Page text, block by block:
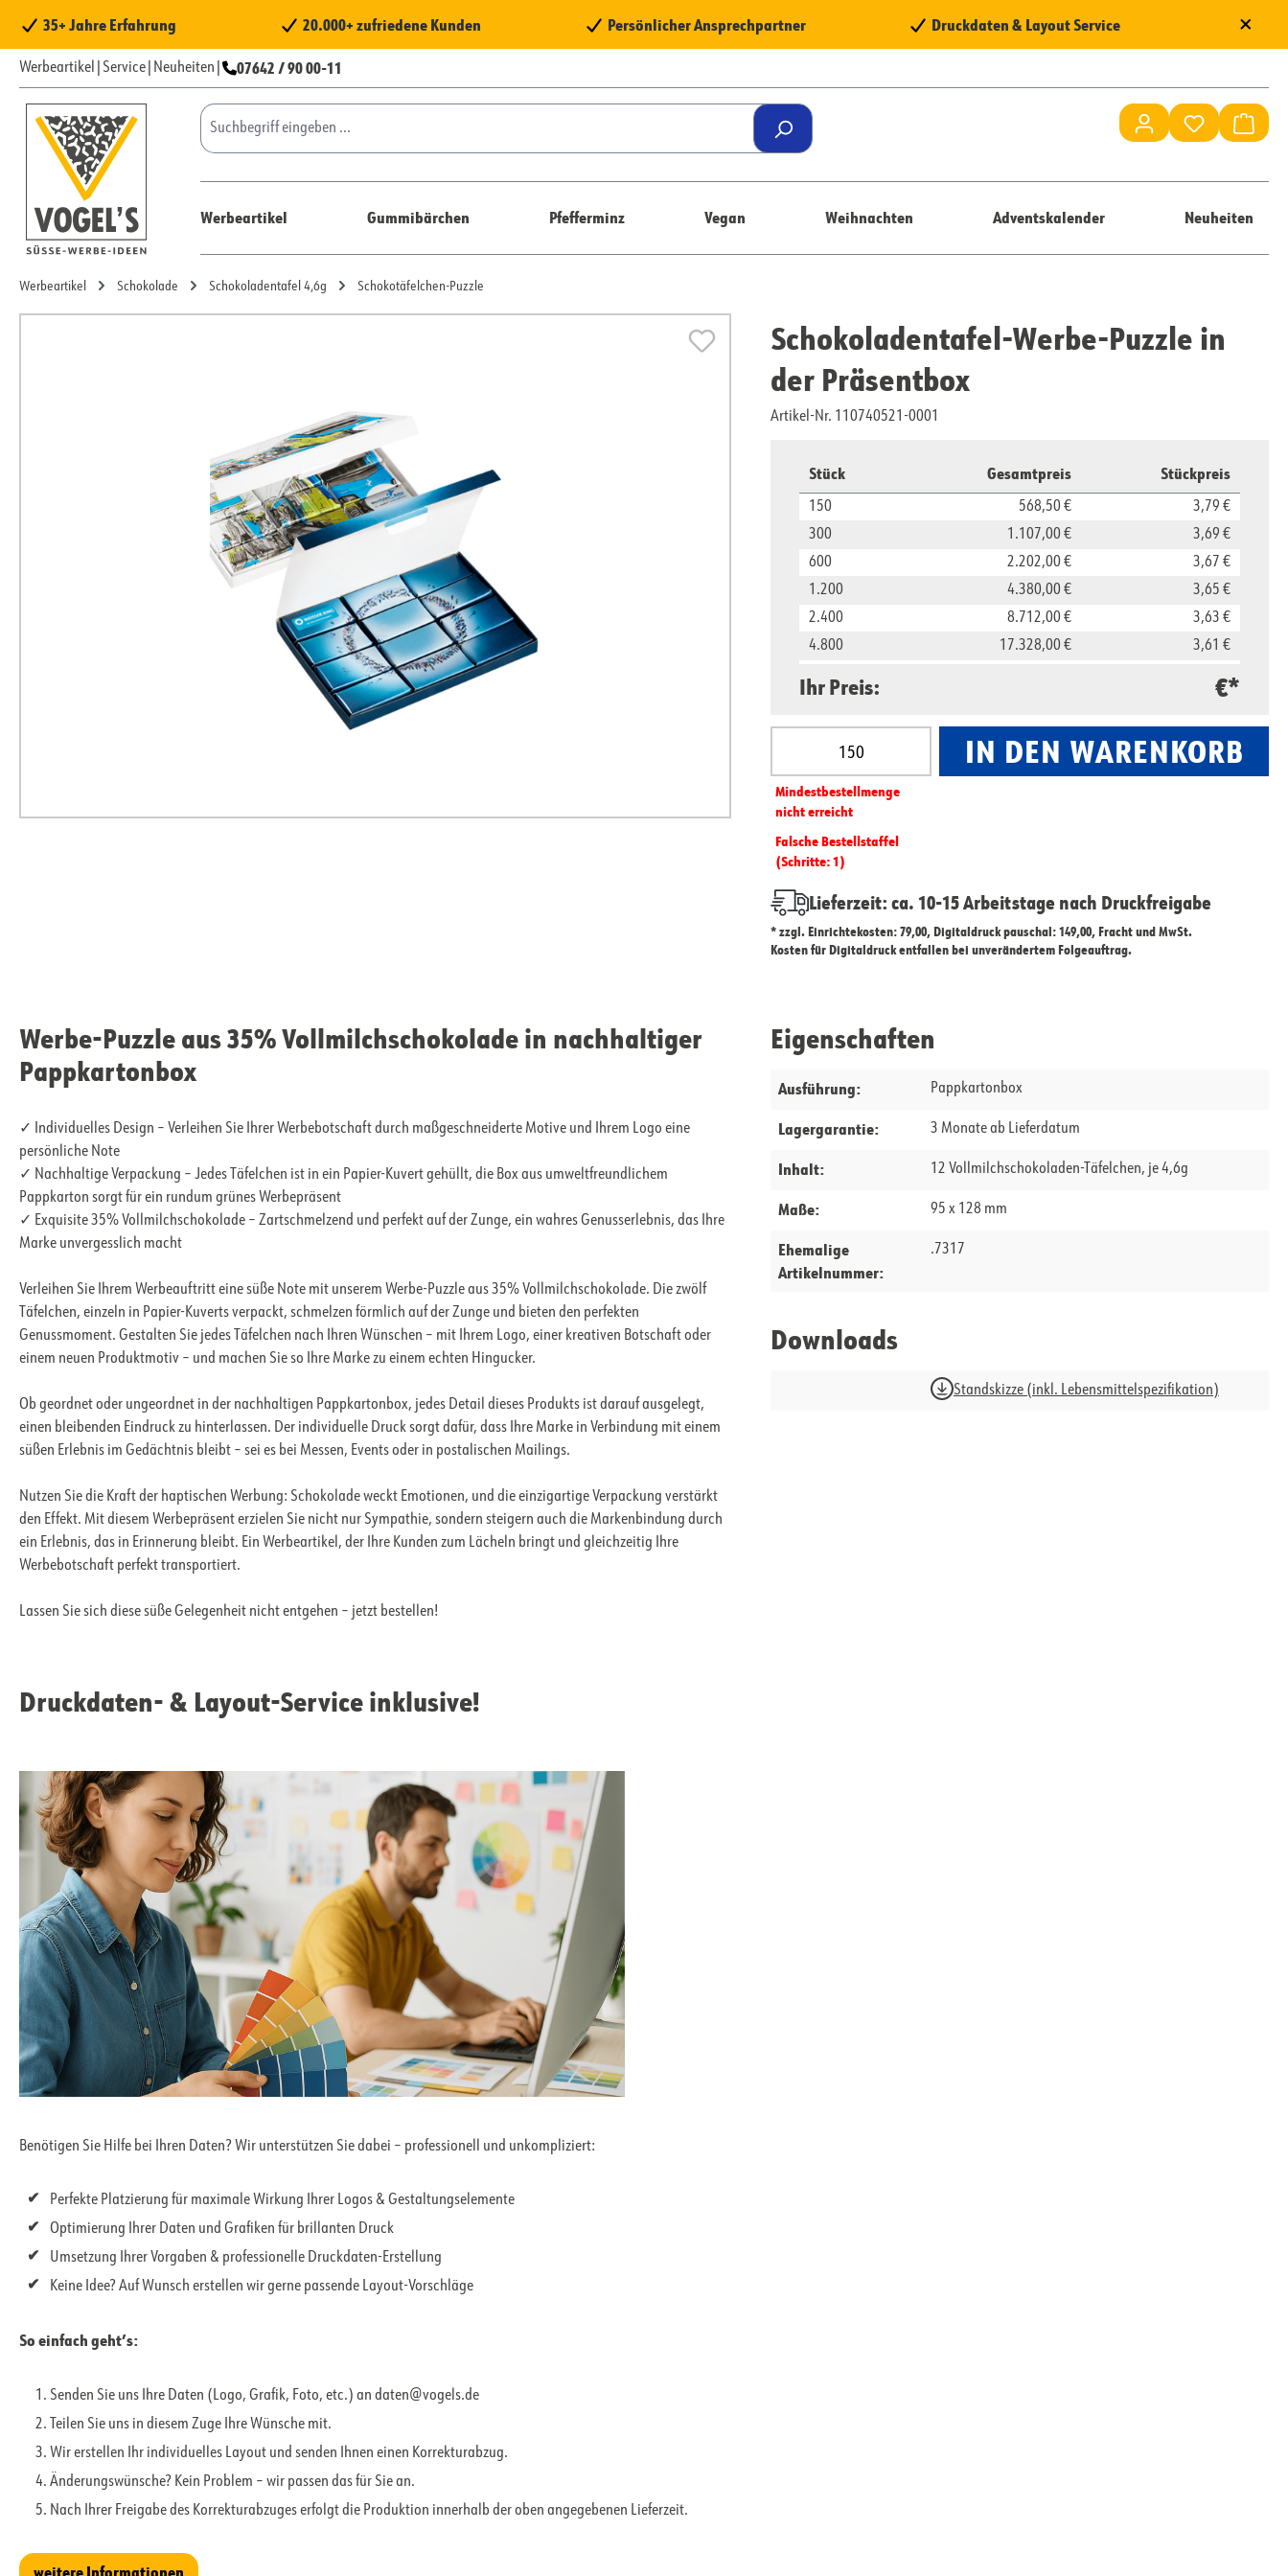
Hauptinhalt springen
Zur Suche springen
Zur Hauptnavigation springen
35+ Jahre Erfahrung 20.000+ zufriedene Kunden Persönlicher Ansprechpartner Druckdaten & Layout Service ×
Werbeartikel Service Neuheiten 07642 / 90 00-11
Du hast 0
Werbeartikel Gummibärchen Pfefferminz Vegan Weihnachten Adventskalender Neuheiten
Werbeartikel Schokolade Schokoladentafel 4,6g Schokotäfelchen-Puzzle
Schokoladentafel-Werbe-Puzzle in
der Präsentbox
Artikel-Nr. 110740521-0001
Stück Gesamtpreis Stückpreis
150 568,50 €
3,79 €
300
1.107,00 €
3,69 €
600
2.202,00 €
3,67 €
1.200
4.380,00 €
3,65 €
2.400
8.712,00 €
3,63 €
4.800
17.328,00 €
3,61 €
Ihr Preis: €*
Produkt Anzahl: Gib den gewünschten Wert ein oder
Mindest­­bestell­­menge
nicht erreicht
Falsche Bestellstaffel
(Schritte: 1)
IN DEN WARENKORB
Lieferzeit: ca. 10-15 Arbeitstage nach Druckfreigabe
* zzgl. Einrichtekosten: 79,00, Digitaldruck pauschal: 149,00, Fracht und MwSt.
Kosten für Digitaldruck entfallen bei unverändertem Folgeauftrag.
Werbe-Puzzle aus 35% Vollmilchschokolade in nachhaltiger
Pappkartonbox
✓ Individuelles Design – Verleihen Sie Ihrer Werbebotschaft durch maßgeschneiderte Motive und Ihrem Logo eine
persönliche Note
✓ Nachhaltige Verpackung – Jedes Täfelchen ist in ein Papier-Kuvert gehüllt, die Box aus umweltfreundlichem
Pappkarton sorgt für ein rundum grünes Werbepräsent
✓ Exquisite 35% Vollmilchschokolade – Zartschmelzend und perfekt auf der Zunge, ein wahres Genusserlebnis, das Ihre
Marke unvergesslich macht
Verleihen Sie Ihrem Werbeauftritt eine süße Note mit unserem Werbe-Puzzle aus 35% Vollmilchschokolade. Die zwölf
Täfelchen, einzeln in Papier-Kuverts verpackt, schmelzen förmlich auf der Zunge und bieten den perfekten
Genussmoment. Gestalten Sie jedes Täfelchen nach Ihren Wünschen – mit Ihrem Logo, einer kreativen Botschaft oder
einem neuen Produktmotiv – und machen Sie so Ihre Marke zu einem echten Hingucker.
Ob geordnet oder ungeordnet in der nachhaltigen Pappkartonbox, jedes Detail dieses Produkts ist darauf ausgelegt,
einen bleibenden Eindruck zu hinterlassen. Der individuelle Druck sorgt dafür, dass Ihre Marke in Verbindung mit einem
süßen Erlebnis im Gedächtnis bleibt – sei es bei Messen, Events oder in postalischen Mailings.
Nutzen Sie die Kraft der haptischen Werbung: Schokolade weckt Emotionen, und die einzigartige Verpackung verstärkt
den Effekt. Mit diesem Werbepräsent erzielen Sie nicht nur Sympathie, sondern steigern auch die Markenbindung durch
ein Erlebnis, das in Erinnerung bleibt. Ein Werbeartikel, der Ihre Kunden zum Lächeln bringt und gleichzeitig Ihre
Werbebotschaft perfekt transportiert.
Lassen Sie sich diese süße Gelegenheit nicht entgehen – jetzt bestellen!
Eigenschaften
Ausführung: Pappkartonbox
Lagergarantie: 3 Monate ab Lieferdatum
Inhalt: 12 Vollmilchschokoladen-Täfelchen, je 4,6g
Maße: 95 x 128 mm
Ehemalige
Artikelnummer:
.7317
Downloads
Standskizze (inkl. Lebensmittelspezifikation)
Druckdaten- & Layout-Service inklusive!
Benötigen Sie Hilfe bei Ihren Daten? Wir unterstützen Sie dabei – professionell und unkompliziert:
Perfekte Platzierung für maximale Wirkung Ihrer Logos & Gestaltungselemente
Optimierung Ihrer Daten und Grafiken für brillanten Druck
Umsetzung Ihrer Vorgaben & professionelle Druckdaten-Erstellung
Keine Idee? Auf Wunsch erstellen wir gerne passende Layout-Vorschläge
So einfach geht’s:
Senden Sie uns Ihre Daten (Logo, Grafik, Foto, etc.) an daten@vogels.de
Teilen Sie uns in diesem Zuge Ihre Wünsche mit.
Wir erstellen Ihr individuelles Layout und senden Ihnen einen Korrekturabzug.
Änderungswünsche? Kein Problem – wir passen das für Sie an.
Nach Ihrer Freigabe des Korrekturabzuges erfolgt die Produktion innerhalb der oben angegebenen Lieferzeit.
weitere Informationen